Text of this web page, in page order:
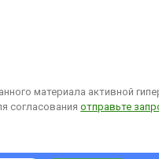
материала активной
согласованияотправьте